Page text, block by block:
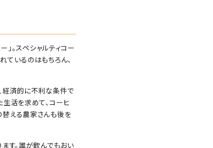
。スペシャルティコー
いるのはもちろん、
経済的に不利な条件で
活を求めて、コーヒ
える農家さんも後を
す。誰が飲んでもおい